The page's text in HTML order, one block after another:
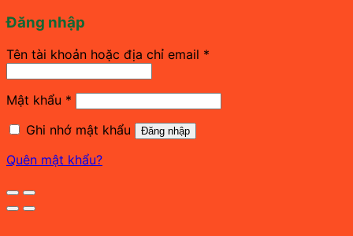
Đăng nhập
Tên tài khoản hoặc địa chỉ email *
Mật khẩu * Bắt
buộc
Ghi nhớ mật khẩu
Đăng nhập
Quên mật khẩu?